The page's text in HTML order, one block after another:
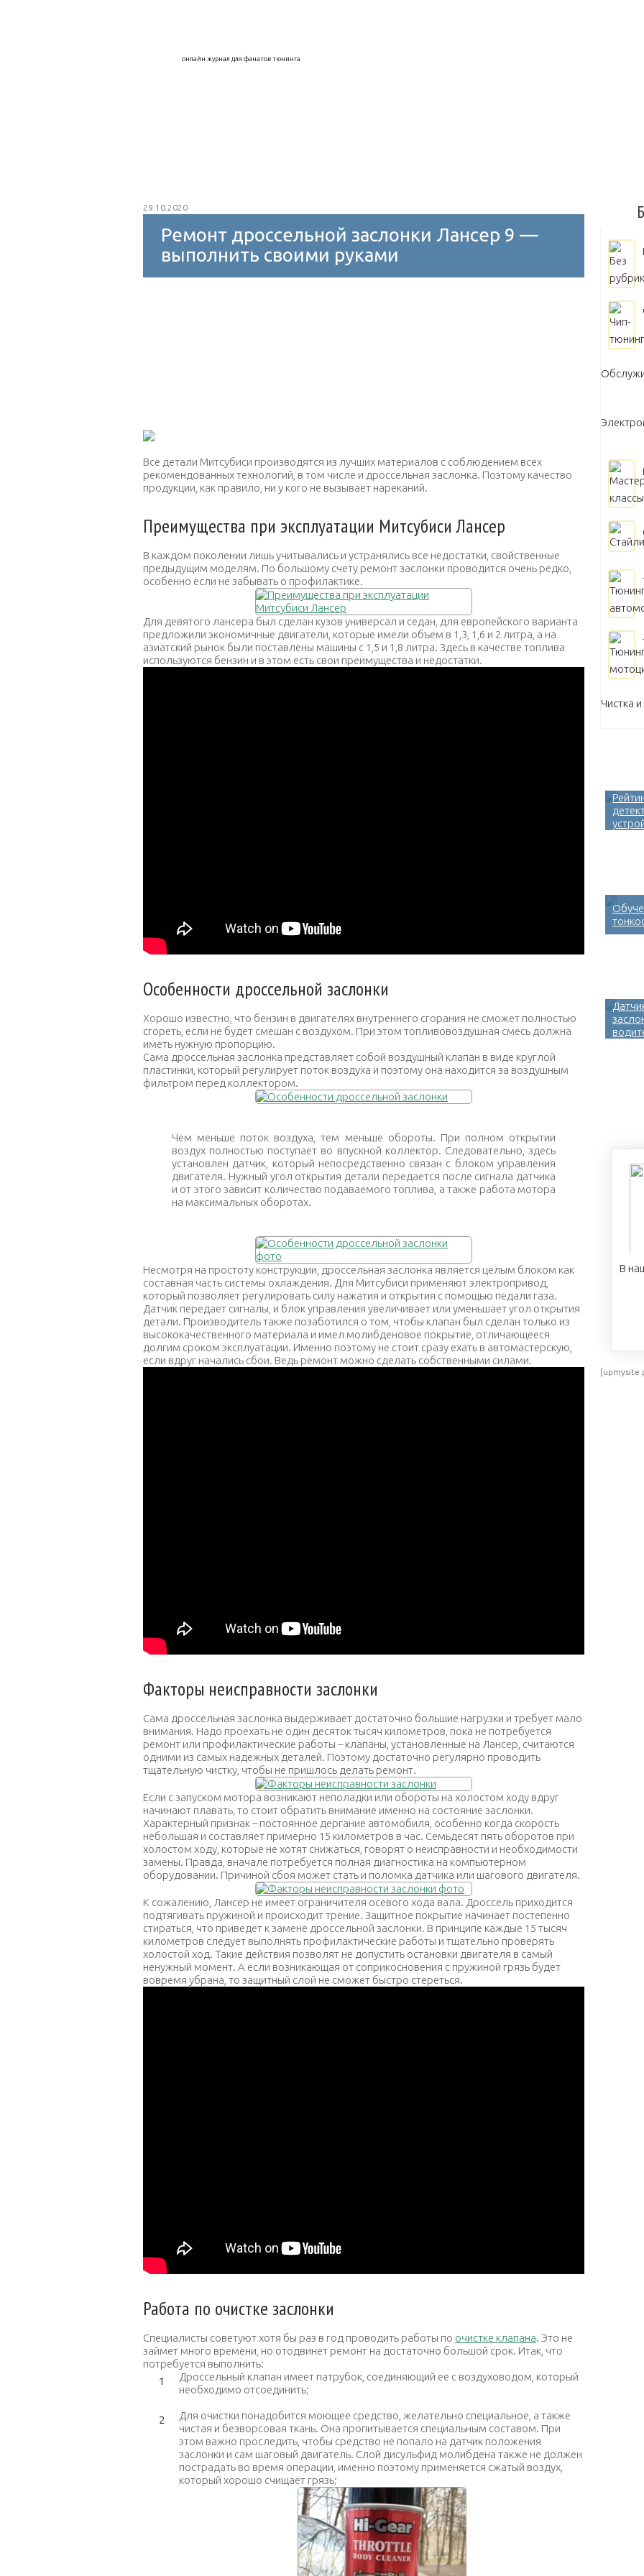
онлайн журнал для фанатов тюнинга
Капоты, крылья, арки
29.10.2020
Ремонт дроссельной заслонки Лансер 9 —
выполнить своими руками
Все детали Митсубиси производятся из лучших материалов с соблюдением всех
рекомендованных технологий, в том числе и дроссельная заслонка. Поэтому качество
продукции, как правило, ни у кого не вызывает нареканий.
Преимущества при эксплуатации Митсубиси Лансер
В каждом поколении лишь учитывались и устранялись все недостатки, свойственные
предыдущим моделям. По большому счету ремонт заслонки проводится очень редко,
особенно если не забывать о профилактике.
Для девятого лансера был сделан кузов универсал и седан, для европейского варианта
предложили экономичные двигатели, которые имели объем в 1,3, 1,6 и 2 литра, а на
азиатский рынок были поставлены машины с 1,5 и 1,8 литра. Здесь в качестве топлива
используются бензин и в этом есть свои преимущества и недостатки.
Особенности дроссельной заслонки
Хорошо известно, что бензин в двигателях внутреннего сгорания не сможет полностью
сгореть, если не будет смешан с воздухом. При этом топливовоздушная смесь должна
иметь нужную пропорцию.
Сама дроссельная заслонка представляет собой воздушный клапан в виде круглой
пластинки, который регулирует поток воздуха и поэтому она находится за воздушным
фильтром перед коллектором.
Чем меньше поток воздуха, тем меньше обороты. При полном открытии
воздух полностью поступает во впускной коллектор. Следовательно, здесь
установлен датчик, который непосредственно связан с блоком управления
двигателя. Нужный угол открытия детали передается после сигнала датчика
и от этого зависит количество подаваемого топлива, а также работа мотора
на максимальных оборотах.
Несмотря на простоту конструкции, дроссельная заслонка является целым блоком как
составная часть системы охлаждения. Для Митсубиси применяют электропривод,
который позволяет регулировать силу нажатия и открытия с помощью педали газа.
Датчик передает сигналы, и блок управления увеличивает или уменьшает угол открытия
детали. Производитель также позаботился о том, чтобы клапан был сделан только из
высококачественного материала и имел молибденовое покрытие, отличающееся
долгим сроком эксплуатации. Именно поэтому не стоит сразу ехать в автомастерскую,
если вдруг начались сбои. Ведь ремонт можно сделать собственными силами.
Факторы неисправности заслонки
Сама дроссельная заслонка выдерживает достаточно большие нагрузки и требует мало
внимания. Надо проехать не один десяток тысяч километров, пока не потребуется
ремонт или профилактические работы – клапаны, установленные на Лансер, считаются
одними из самых надежных деталей. Поэтому достаточно регулярно проводить
тщательную чистку, чтобы не пришлось делать ремонт.
Если с запуском мотора возникают неполадки или обороты на холостом ходу вдруг
начинают плавать, то стоит обратить внимание именно на состояние заслонки.
Характерный признак – постоянное дергание автомобиля, особенно когда скорость
небольшая и составляет примерно 15 километров в час. Семьдесят пять оборотов при
холостом ходу, которые не хотят снижаться, говорят о неисправности и необходимости
замены. Правда, вначале потребуется полная диагностика на компьютерном
оборудовании. Причиной сбоя может стать и поломка датчика или шагового двигателя.
К сожалению, Лансер не имеет ограничителя осевого хода вала. Дроссель приходится
подтягивать пружиной и происходит трение. Защитное покрытие начинает постепенно
стираться, что приведет к замене дроссельной заслонки. В принципе каждые 15 тысяч
километров следует выполнять профилактические работы и тщательно проверять
холостой ход. Такие действия позволят не допустить остановки двигателя в самый
ненужный момент. А если возникающая от соприкосновения с пружиной грязь будет
вовремя убрана, то защитный слой не сможет быстро стереться.
Работа по очистке заслонки
Специалисты советуют хотя бы раз в год проводить работы по очистке клапана. Это не
займет много времени, но отодвинет ремонт на достаточно большой срок. Итак, что
потребуется выполнить:
Дроссельный клапан имеет патрубок, соединяющий ее с воздуховодом, который
необходимо отсоединить;
Для очистки понадобится моющее средство, желательно специальное, а также
чистая и безворсовая ткань. Она пропитывается специальным составом. При
этом важно проследить, чтобы средство не попало на датчик положения
заслонки и сам шаговый двигатель. Слой дисульфид молибдена также не должен
пострадать во время операции, именно поэтому применяется сжатый воздух,
который хорошо счищает грязь;
Чистка
В
[upmysite